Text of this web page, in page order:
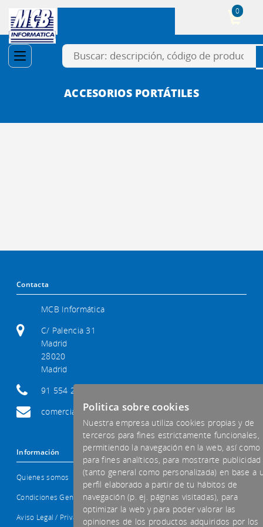
0
ACCESORIOS PORTÁTILES
Contacta
MCB Informática
C/ Palencia 31
Madrid
28020
Madrid
91 554 29 92
comercial@mcb-informatica.com
Información
Quienes somos
Condiciones Generales
Aviso Legal / Privacidad
Politica sobre cookies
Nuestra empresa utiliza cookies propias y de
terceros para fines estrictamente funcionales,
permitiendo la navegación en la web, así como
para fines analíticos, para mostrarte publicidad
(tanto general como personalizada) en base a
perfil elaborado a partir de tu hábitos de
navegación (p. ej. páginas visitadas), para
optimizar la web y para poder valorar las
opiniones de los productos adquiridos por los